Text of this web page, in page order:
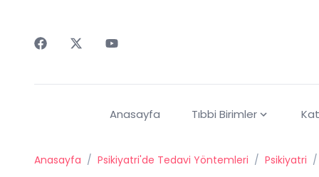
Anasayfa Tıbbi Birimler
Anasayfa / Psikiyatri'de Tedavi Yöntemleri / Psikiyatri /